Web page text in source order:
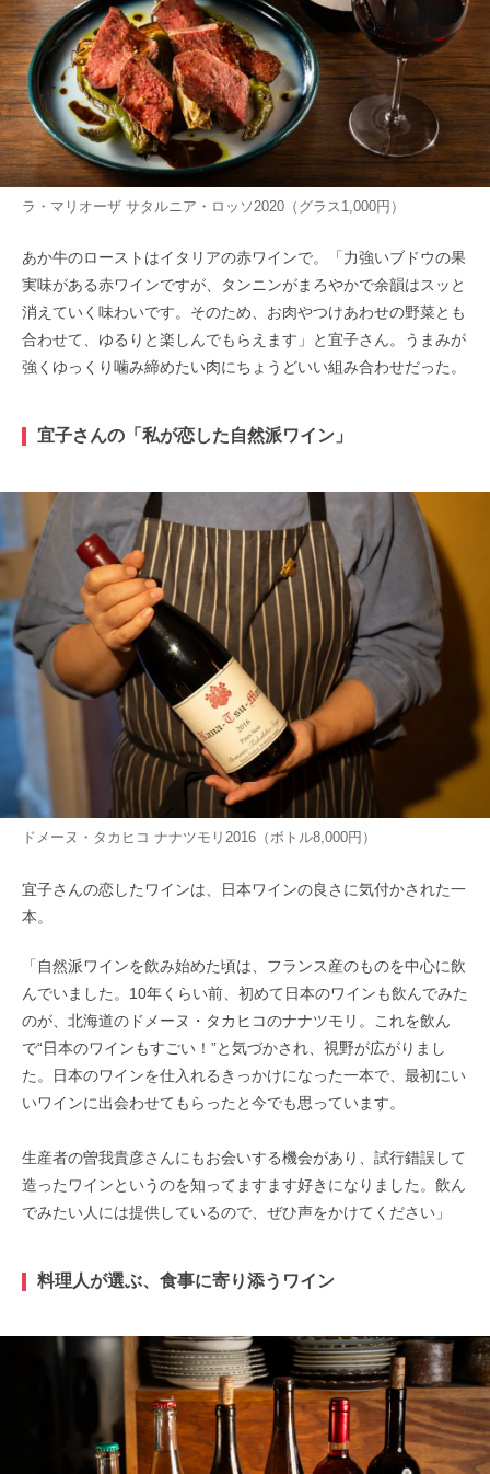
ラ・マリオーザ サタルニア・ロッソ2020（グラス1,000円）
あか牛のローストはイタリアの赤ワインで。「力強いブドウの果
実味がある赤ワインですが、タンニンがまろやかで余韻はスッと
消えていく味わいです。そのため、お肉やつけあわせの野菜とも
合わせて、ゆるりと楽しんでもらえます」と宜子さん。うまみが
強くゆっくり噛み締めたい肉にちょうどいい組み合わせだった。
宜子さんの「私が恋した自然派ワイン」
ドメーヌ・タカヒコ ナナツモリ2016（ボトル8,000円）
宜子さんの恋したワインは、日本ワインの良さに気付かされた一
本。
「自然派ワインを飲み始めた頃は、フランス産のものを中心に飲
んでいました。10年くらい前、初めて日本のワインも飲んでみた
のが、北海道のドメーヌ・タカヒコのナナツモリ。これを飲ん
で“日本のワインもすごい！”と気づかされ、視野が広がりまし
た。日本のワインを仕入れるきっかけになった一本で、最初にい
いワインに出会わせてもらったと今でも思っています。
生産者の曽我貴彦さんにもお会いする機会があり、試行錯誤して
造ったワインというのを知ってますます好きになりました。飲ん
でみたい人には提供しているので、ぜひ声をかけてください」
料理人が選ぶ、食事に寄り添うワイン